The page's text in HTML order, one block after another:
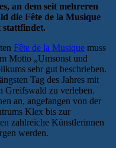
an dem seit mehreren
die Fête de la Musique
stattfindet.
Fête de la Musique muss
Motto „Umsonst und
sehr gut beschrieben.
Tag des Jahres mit
Greifswald zu verleben.
an, angefangen von der
Klex bis zur
zahlreiche Künstlerinnen
werden.